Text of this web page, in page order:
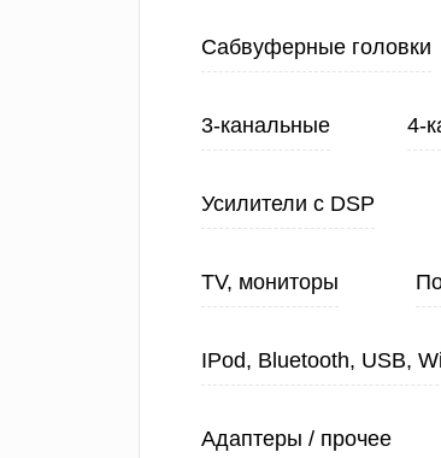
Сабвуферные головки
3-канальные 4-
Усилители с DSP
TV, мониторы
IPod, Bluetooth, USB,
Адаптеры / прочее